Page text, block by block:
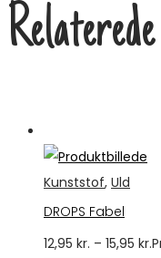
Kunststof, Uld
DROPS Fabel
12,95 kr. – 15,95 kr.